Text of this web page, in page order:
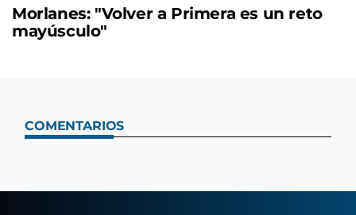
Morlanes: "Volver a Primera es un reto
mayúsculo"
COMENTARIOS